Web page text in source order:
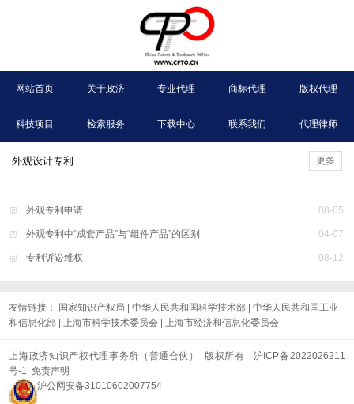
网站首页 关于政济 专业代理 商标代理 版权代理
科技项目 检索服务 下载中心 联系我们 代理律师
更多
外观设计专利
08-05
外观专利申请
04-07
外观专利中“成套产品”与“组件产品”的区别
08-12
专利诉讼维权
友情链接： 国家知识产权局 |中华人民共和国科学技术部 |中华人民共和国工业
和信息化部 |上海市科学技术委员会 |上海市经济和信息化委员会
上海政济知识产权代理事务所（普通合伙） 版权所有 沪ICP备2022026211
号-1 免责声明
沪公网安备31010602007754